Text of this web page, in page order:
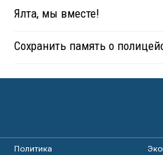
Ялта, мы вместе!
Сохранить память о
Политика